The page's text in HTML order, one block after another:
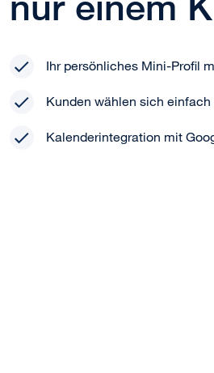
Ihr persönliches Mini-Profil
Kunden wählen sich
Kalenderintegration mit